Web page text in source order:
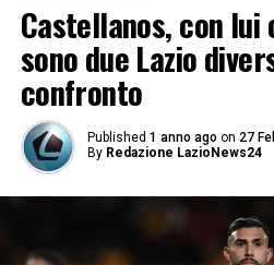
Castellanos, con lui
sono due Lazio
confronto
Published 1 anno ago on 27
By Redazione LazioNews24